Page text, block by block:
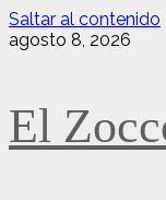
Saltar al contenido
agosto 8, 2026
El